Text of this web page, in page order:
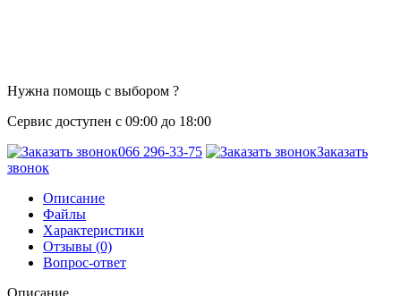
Нужна помощь с выбором ?
Сервис доступен с 09:00 до 18:00
066 296-33-75
Заказать
звонок
Описание
Файлы
Характеристики
Отзывы (0)
Вопрос-ответ
Описание